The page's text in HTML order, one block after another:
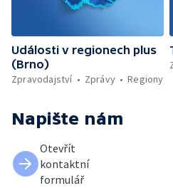
Události v regionech plus
(Brno)
Zpravodajství
Zprávy Regiony
Napište nám
Otevřít
kontaktní
formulář